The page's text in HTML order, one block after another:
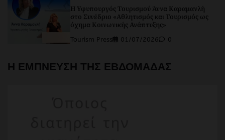
Η Υφυπουργός Τουρισμού Άννα Καραμανλή
στο Συνέδριο «Αθλητισμός και Τουρισμός ως
όχημα Κοινωνικής Ανάπτυξης»
Tourism Press 01/07/2026 0
Η ΕΜΠΝΕΥΣΗ ΤΗΣ ΕΒΔΟΜΑΔΑΣ